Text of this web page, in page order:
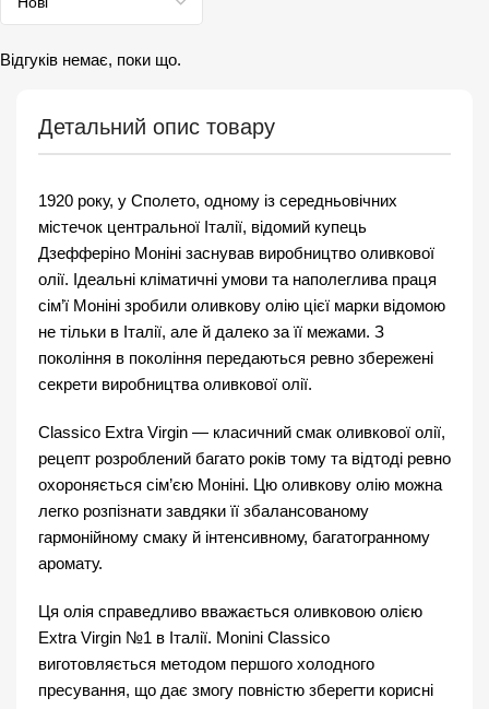
Детальний опис товару
1920 року, у Сполето, одному із середньовічних
містечок центральної Італії, відомий купець
Дзефферіно Моніні заснував виробництво оливкової
олії. Ідеальні кліматичні умови та наполеглива праця
сім’ї Моніні зробили оливкову олію цієї марки відомою
не тільки в Італії, але й далеко за її межами. З
покоління в покоління передаються ревно збережені
секрети виробництва оливкової олії.
Classico Extra Virgin — класичний смак оливкової олії,
рецепт розроблений багато років тому та відтоді ревно
охороняється сім’єю Моніні. Цю оливкову олію можна
легко розпізнати завдяки її збалансованому
гармонійному смаку й інтенсивному, багатогранному
аромату.
Ця олія справедливо вважається оливковою олією
Extra Virgin №1 в Італії. Monini Classico
виготовляється методом першого холодного
пресування, що дає змогу повністю зберегти корисні
Відгуків немає, поки що.